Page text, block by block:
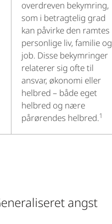
overdreven bekymring,
som i betragtelig grad
kan påvirke den ramtes
personlige liv, familie og
job. Disse bekymringer
relaterer sig ofte til
ansvar, økonomi eller
helbred – både eget
helbred og nære
pårørendes helbred.1
angst